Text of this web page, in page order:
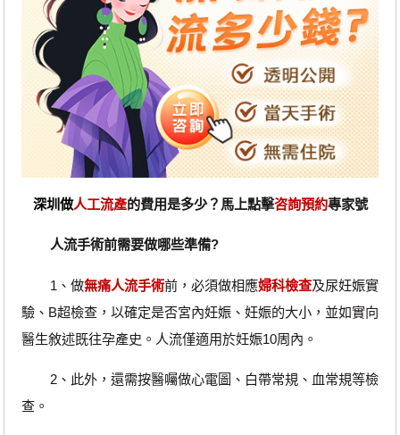
深圳做人工流產的費用是多少？馬上點擊咨詢預約專家號
人流手術前需要做哪些準備?
1、做無痛人流手術前，必須做相應婦科檢查及尿妊娠實
驗、B超檢查，以確定是否宮內妊娠、妊娠的大小，並如實向
醫生敘述既往孕產史。人流僅適用於妊娠10周內。
2、此外，還需按醫囑做心電圖、白帶常規、血常規等檢
查。